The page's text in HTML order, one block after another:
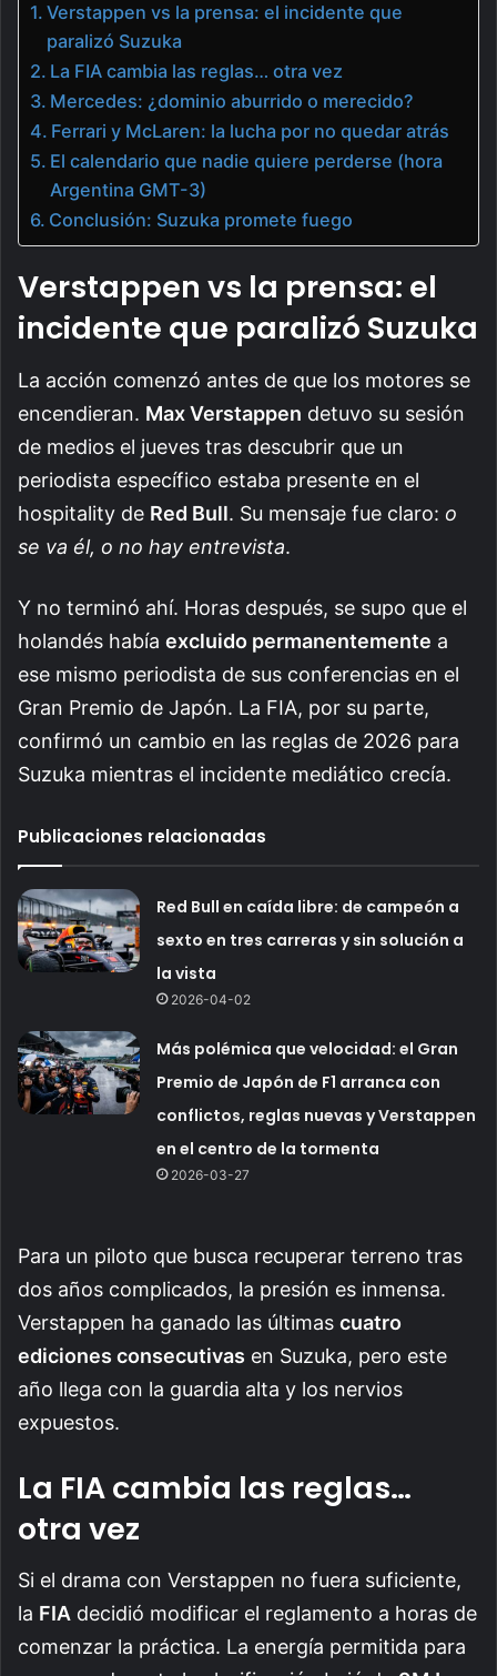
Verstappen vs la prensa: el incidente que
paralizó Suzuka
La FIA cambia las reglas… otra vez
Mercedes: ¿dominio aburrido o merecido?
Ferrari y McLaren: la lucha por no quedar atrás
El calendario que nadie quiere perderse (hora
Argentina GMT-3)
Conclusión: Suzuka promete fuego
Verstappen vs la prensa: el
incidente que paralizó Suzuka
La acción comenzó antes de que los motores se
encendieran. Max Verstappen detuvo su sesión
de medios el jueves tras descubrir que un
periodista específico estaba presente en el
hospitality de Red Bull. Su mensaje fue claro: o
se va él, o no hay entrevista.
Y no terminó ahí. Horas después, se supo que el
holandés había excluido permanentemente a
ese mismo periodista de sus conferencias en el
Gran Premio de Japón. La FIA, por su parte,
confirmó un cambio en las reglas de 2026 para
Suzuka mientras el incidente mediático crecía.
Publicaciones relacionadas
Red Bull en caída libre: de campeón a
sexto en tres carreras y sin solución a
la vista
2026-04-02
Más polémica que velocidad: el Gran
Premio de Japón de F1 arranca con
conflictos, reglas nuevas y Verstappen
en el centro de la tormenta
2026-03-27
Para un piloto que busca recuperar terreno tras
dos años complicados, la presión es inmensa.
Verstappen ha ganado las últimas cuatro
ediciones consecutivas en Suzuka, pero este
año llega con la guardia alta y los nervios
expuestos.
La FIA cambia las reglas…
otra vez
Si el drama con Verstappen no fuera suficiente,
la FIA decidió modificar el reglamento a horas de
comenzar la práctica. La energía permitida para